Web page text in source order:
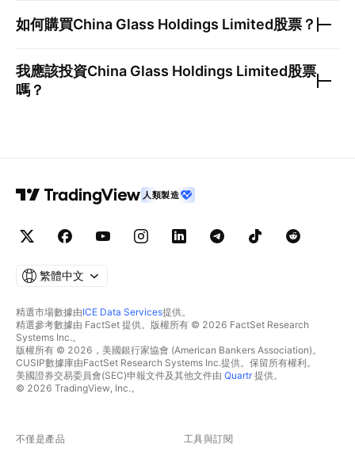
如何購買China Glass Holdings Limited股票？
我應該投資China Glass Holdings Limited股票
嗎？
人類製造
繁體中文
精選市場數據由ICE Data Services提供。
精選參考數據由 FactSet 提供。版權所有 © 2026 FactSet Research
Systems Inc.。
版權所有 © 2026，美國銀行家協會 (American Bankers Association)。
CUSIP數據庫由FactSet Research Systems Inc.提供。保留所有權利。
美國證券交易委員會(SEC)申報文件及其他文件由 Quartr提供。
© 2026 TradingView, Inc.。
不僅是產品 工具與訂閱